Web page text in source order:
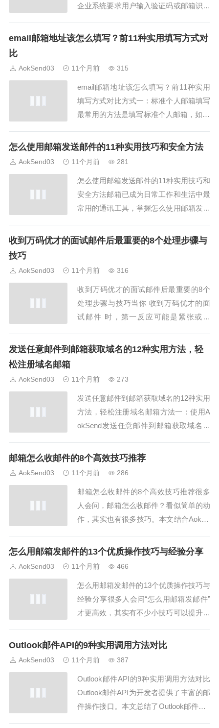
企业系统要求用户输入验证码或邮箱识别
户必须掌握的技巧之一。AokSend 邮箱
断。本文将详细解析邮箱码如何填写的标
准、...
email邮箱地址该怎么填写？前11种实用填写方式对
比
AokSend03 11个月前 315
email邮箱地址该怎么填写？前11种实用
填写方式对比方式一：标准个人邮箱填写
最常用的方法是填写标准个人邮箱，如12
么填写时，这种方式最安全、最稳定，也
邮箱地址该怎么填写...
怎么使用邮箱发送邮件的11种实用技巧和安全方法
AokSend03 11个月前 281
怎么使用邮箱发送邮件的11种实用技巧和
安全方法邮箱已成为日常工作和生活中最
常用的通讯工具，掌握怎么使用邮箱发送
文将分享怎么使用邮箱发送邮件的11种实
签名怎么使用邮箱发送邮件时，签名非
常...
收到万码优才的面试邮件后最重要的8个处理步骤与
技巧
AokSend03 11个月前 316
收到万码优才的面试邮件后最重要的8个
处理步骤与技巧当你 收到万码优才的面
试邮件 时，第一反应可能是紧张或兴
和技巧，你就能从容应对。AokSend 在
邮件确认信息收到 收到万码优才的面试
邮件后，...
发送任意邮件到邮箱获取域名的12种实用方法，轻
松注册域名邮箱
AokSend03 11个月前 273
发送任意邮件到邮箱获取域名的12种实用
方法，轻松注册域名邮箱方法一：使用A
okSend发送任意邮件到邮箱获取域名的
实并不难，尤其是通过AokSend这样高效
到邮箱获取域名的方法，快速确认域名
的...
邮箱怎么收邮件的8个高效技巧推荐
AokSend03 11个月前 286
邮箱怎么收邮件的8个高效技巧推荐很多
人会问，邮箱怎么收邮件？看似简单的动
作，其实也有很多技巧。本文结合AokSe
法，帮助大家更快获取信息。一、邮箱怎
登录还是客户端，AokSend都能帮助你快
速...
怎么用邮箱发邮件的13个优质操作技巧与经验分享
AokSend03 11个月前 466
怎么用邮箱发邮件的13个优质操作技巧与
经验分享很多人会问“怎么用邮箱发邮件”
才更高效，其实有不少小技巧可以提升操
并结合AokSend平台，帮助你轻松掌握邮
非常关键。AokSend提供邮箱...
Outlook邮件API的9种实用调用方法对比
AokSend03 11个月前 387
Outlook邮件API的9种实用调用方法对比
Outlook邮件API为开发者提供了丰富的邮
件操作接口。本文总结了Outlook邮件API